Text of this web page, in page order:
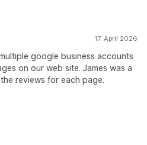
17. April 2026
google business accounts
on our web site. James was a
reviews for each page.